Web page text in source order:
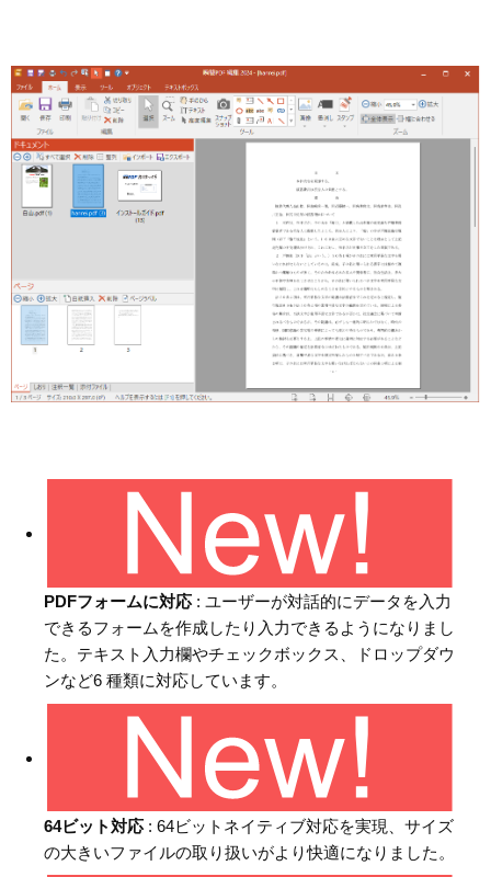
PDFフォームに対応: ユーザーが対話的にデータを入力
できるフォームを作成したり入力できるようになりまし
た。テキスト入力欄やチェックボックス、ドロップダウ
ンなど6 種類に対応しています。
64ビット対応: 64ビットネイティブ対応を実現、サイズ
の大きいファイルの取り扱いがより快適になりました。